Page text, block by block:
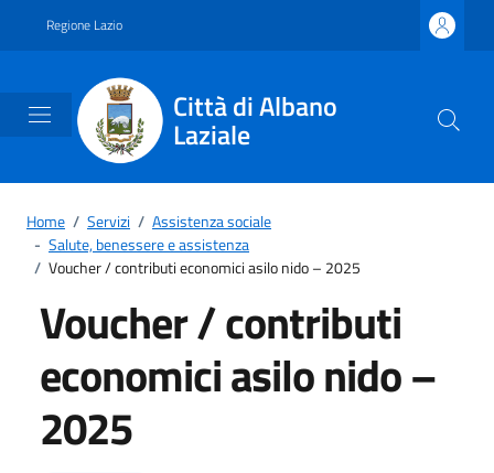
Regione Lazio
Città di Albano
Laziale
Home / Servizi / Assistenza sociale
- Salute, benessere e assistenza
/ Voucher / contributi economici asilo nido – 2025
Voucher / contributi
economici asilo nido –
2025